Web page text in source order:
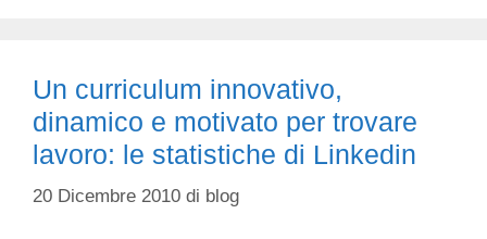
Un curriculum innovativo,
dinamico e motivato per trovare
lavoro: le statistiche di Linkedin
20 Dicembre 2010 di blog